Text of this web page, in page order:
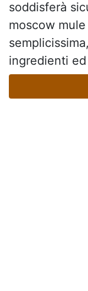
soddisferà
moscow
ingredienti